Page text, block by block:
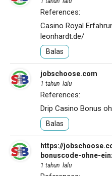
References:
Casino Royal
leonhardt.de/
Balas
jobschoose.com
1 tahun lalu
References:
Drip Casino Bonus
Balas
https://
bonuscode-ohne-
1 tahun lalu